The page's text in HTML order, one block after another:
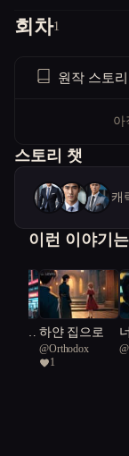
회차1
원작 스토리
아
스토리 챗
캐
이런 이야기
적자 하얀 집으로
@Orthodox
1
@